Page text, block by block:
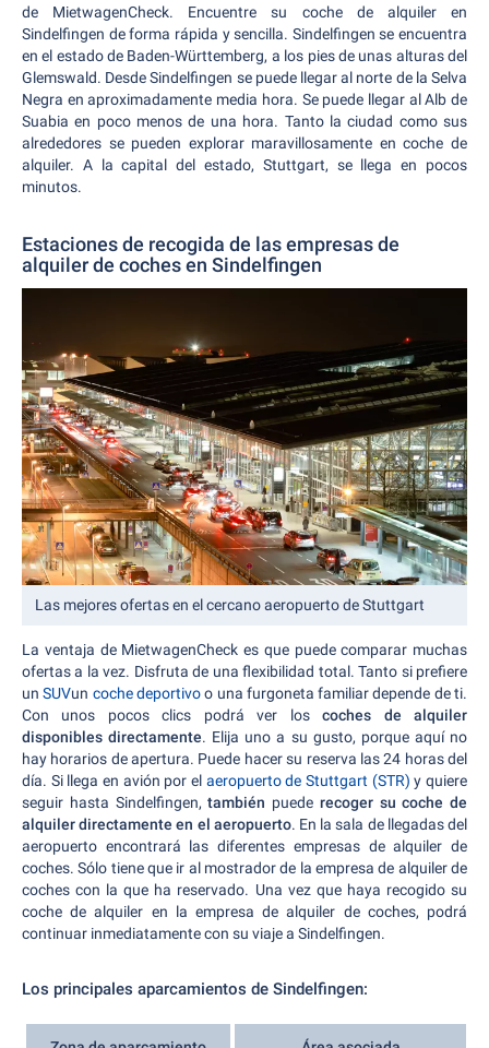
de MietwagenCheck. Encuentre su coche de alquiler en
Sindelfingen de forma rápida y sencilla. Sindelfingen se encuentra
en el estado de Baden-Württemberg, a los pies de unas alturas del
Glemswald. Desde Sindelfingen se puede llegar al norte de la Selva
Negra en aproximadamente media hora. Se puede llegar al Alb de
Suabia en poco menos de una hora. Tanto la ciudad como sus
alrededores se pueden explorar maravillosamente en coche de
alquiler. A la capital del estado, Stuttgart, se llega en pocos
minutos.
Estaciones de recogida de las empresas de
alquiler de coches en Sindelfingen
Las mejores ofertas en el cercano aeropuerto de Stuttgart
La ventaja de MietwagenCheck es que puede comparar muchas
ofertas a la vez. Disfruta de una flexibilidad total. Tanto si prefiere
unSUVun coche deportivoo una furgoneta familiar depende de ti.
Con unos pocos clics podrá ver loscoches de alquiler
disponibles directamente. Elija uno a su gusto, porque aquí no
hay horarios de apertura. Puede hacer su reserva las 24 horas del
día. Si llega en avión por el aeropuerto de Stuttgart (STR) y quiere
seguir hasta Sindelfingen,también puede recoger su coche de
alquiler directamente en el aeropuerto. En la sala de llegadas del
aeropuerto encontrará las diferentes empresas de alquiler de
coches. Sólo tiene que ir al mostrador de la empresa de alquiler de
coches con la que ha reservado. Una vez que haya recogido su
coche de alquiler en la empresa de alquiler de coches, podrá
continuar inmediatamente con su viaje a Sindelfingen.
Los principales aparcamientos de Sindelfingen: